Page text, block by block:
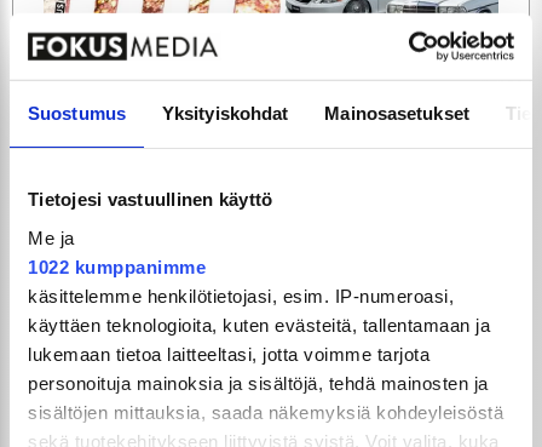
Suostumus Yksityiskohdat Mainosasetukset
Tietojesi vastuullinen käyttö
Me ja
1022 kumppanimme
käsittelemme henkilötietojasi, esim. IP-numeroasi,
käyttäen teknologioita, kuten evästeitä, tallentamaan ja
lukemaan tietoa laitteeltasi, jotta voimme tarjota
personoituja mainoksia ja sisältöjä, tehdä mainosten ja
sisältöjen mittauksia, saada näkemyksiä kohdeyleisöstä
sekä tuotekehitykseen liittyvistä syistä. Voit valita, kuka
TILAA
GTi-Magazinen numero 5 / 2026 julkaistaan
3.6.2026!
UUSIMMAT